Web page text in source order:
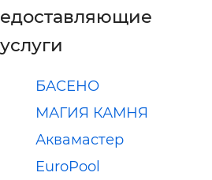
БАСЕНО
МАГИЯ КАМНЯ
Аквамастер
EuroPool